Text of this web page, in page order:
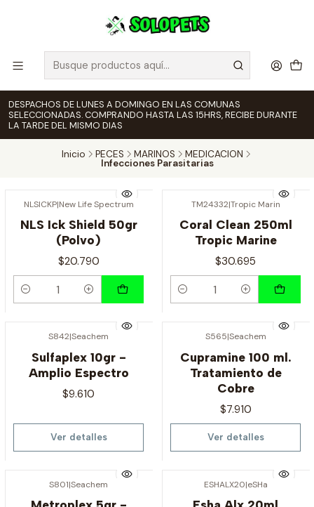
DESPACHOS DE LUNES A DOMINGO EN LAS COMUNAS
SELECCIONADAS. COMPRANDO HASTA LAS 15HRS, RECIBE DURANTE
LA TARDE DEL MISMO DIAS
Inicio PECES MARINOS MEDICACION
Infecciones Parasitarias
NLSICKP|New Life Spectrum
NLS Ick Shield 50gr
(Polvo)
$20.790
Cantidad
TM24332|Tropic Marin
Coral Clean 250ml
Tropic Marine
$30.695
Cantidad
S842|Seachem
Sulfaplex 10gr -
Amplio Espectro
$9.610
Ver detalles
S565|Seachem
Cupramine 100 ml.
Tratamiento de
Cobre
$7.910
Ver detalles
S801|Seachem ESHALX20|eSHa